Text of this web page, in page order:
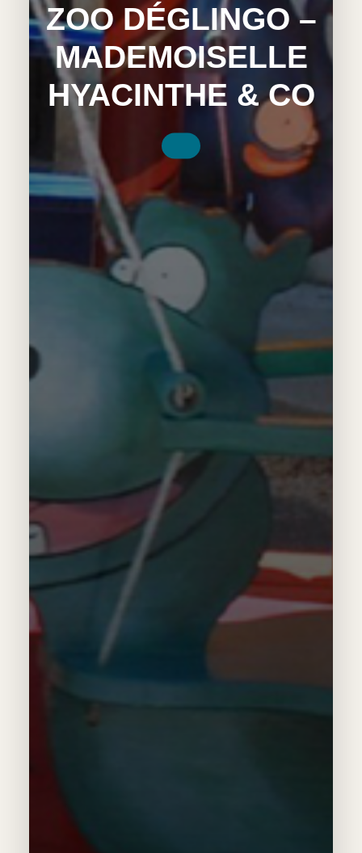
ZOO DÉGLINGO –
MADEMOISELLE
HYACINTHE & CO